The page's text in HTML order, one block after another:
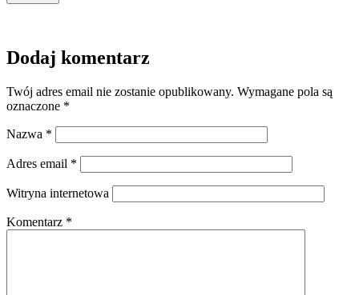
Dodaj komentarz
Twój adres email nie zostanie opublikowany. Wymagane pola są
oznaczone *
Nazwa *
Adres email *
Witryna internetowa
Komentarz *